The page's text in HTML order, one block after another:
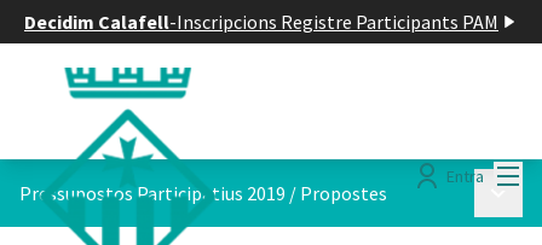
Decidim Calafell-Inscripcions Registre Participants PAM
Entra
Pressupostos Participatius 2019 / Propostes